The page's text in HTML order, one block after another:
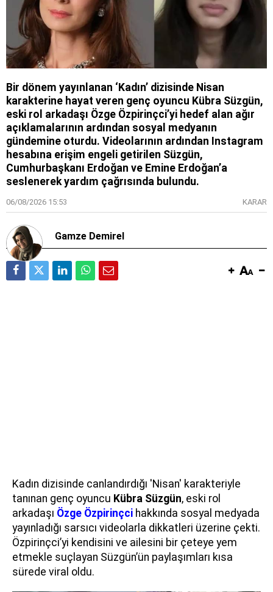
Bir dönem yayınlanan ‘Kadın’ dizisinde Nisan
karakterine hayat veren genç oyuncu Kübra Süzgün,
eski rol arkadaşı Özge Özpirinçci’yi hedef alan ağır
açıklamalarının ardından sosyal medyanın
gündemine oturdu. Videolarının ardından Instagram
hesabına erişim engeli getirilen Süzgün,
Cumhurbaşkanı Erdoğan ve Emine Erdoğan’a
seslenerek yardım çağrısında bulundu.
06/08/2026 15:53 KARAR
Gamze Demirel
Kadın dizisinde canlandırdığı 'Nisan' karakteriyle
tanınan genç oyuncu Kübra Süzgün, eski rol
arkadaşı Özge Özpirinçci hakkında sosyal medyada
yayınladığı sarsıcı videolarla dikkatleri üzerine çekti.
Özpirinçci’yi kendisini ve ailesini bir çeteye yem
etmekle suçlayan Süzgün’ün paylaşımları kısa
sürede viral oldu.